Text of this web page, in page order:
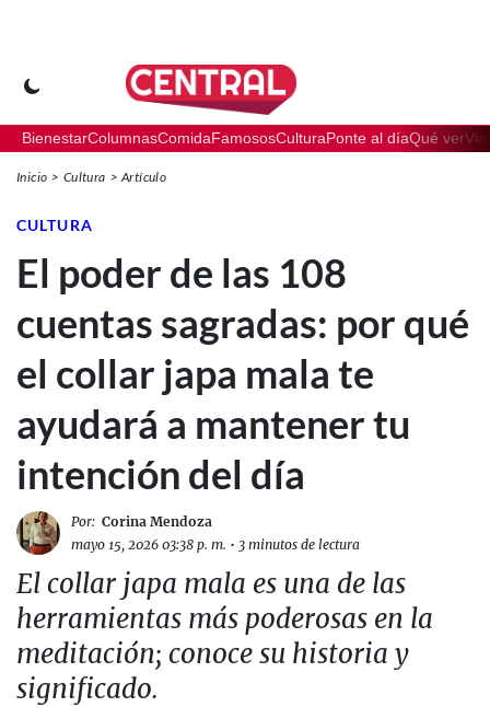
BienestarColumnasComidaFamososCulturaPonte al díaQué ver
Inicio Cultura Artículo
CULTURA
El poder de las 108
cuentas sagradas: por qué
el collar japa mala te
ayudará a mantener tu
intención del día
Por: Corina Mendoza
mayo 15, 2026 03:38 p. m. • 3 minutos de lectura
El collar japa mala es una de las
herramientas más poderosas en la
meditación; conoce su historia y
significado.